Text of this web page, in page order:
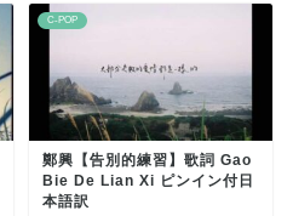
C-POP
鄭興【告別的練習】歌詞 Gao
Bie De Lian Xi ピンイン付日
本語訳